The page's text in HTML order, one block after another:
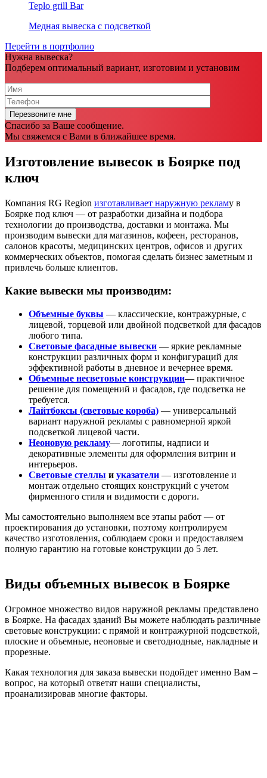
Teplo grill Bar
Медная вывеска с подсветкой
Перейти в портфолио
Нужна вывеска?
Подберем оптимальный вариант, изготовим и установим
Спасибо за Ваше сообщение.
Мы свяжемся с Вами в ближайшее время.
Изготовление вывесок в Боярке под
ключ
Компания RG Region изготавливает наружную рекламу в
Боярке под ключ — от разработки дизайна и подбора
технологии до производства, доставки и монтажа. Мы
производим вывески для магазинов, кофеен, ресторанов,
салонов красоты, медицинских центров, офисов и других
коммерческих объектов, помогая сделать бизнес заметным и
привлечь больше клиентов.
Какие вывески мы производим:
Объемные буквы — классические, контражурные, с
лицевой, торцевой или двойной подсветкой для фасадов
любого типа.
Световые фасадные вывески — яркие рекламные
конструкции различных форм и конфигураций для
эффективной работы в дневное и вечернее время.
Объемные несветовые конструкции— практичное
решение для помещений и фасадов, где подсветка не
требуется.
Лайтбоксы (световые короба) — универсальный
вариант наружной рекламы с равномерной яркой
подсветкой лицевой части.
Неоновую рекламу— логотипы, надписи и
декоративные элементы для оформления витрин и
интерьеров.
Световые стеллы и указатели — изготовление и
монтаж отдельно стоящих конструкций с учетом
фирменного стиля и видимости с дороги.
Мы самостоятельно выполняем все этапы работ — от
проектирования до установки, поэтому контролируем
качество изготовления, соблюдаем сроки и предоставляем
полную гарантию на готовые конструкции до 5 лет.
Виды объемных вывесок в Боярке
Огромное множество видов наружной рекламы представлено
в Боярке. На фасадах зданий Вы можете наблюдать различные
световые конструкции: с прямой и контражурной подсветкой,
плоские и объемные, неоновые и светодиодные, накладные и
прорезные.
Какая технология для заказа вывески подойдет именно Вам –
вопрос, на который ответят наши специалисты,
проанализировав многие факторы.